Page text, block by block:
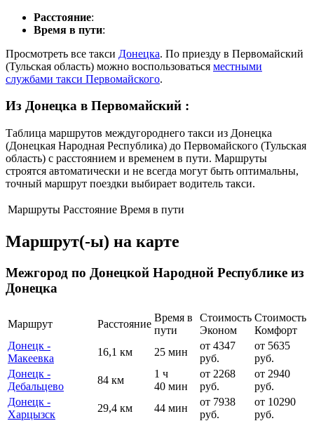
Расстояние:
Время в пути:
Просмотреть все такси Донецка. По приезду в Первомайский
(Тульская область) можно воспользоваться местными
службами такси Первомайского.
Из Донецка в Первомайский :
Таблица маршрутов междугороднего такси из Донецка
(Донецкая Народная Республика) до Первомайского (Тульская
область) с расстоянием и временем в пути. Маршруты
строятся автоматически и не всегда могут быть оптимальны,
точный маршрут поездки выбирает водитель такси.
Маршруты Расстояние Время в пути
Маршрут(-ы) на карте
Межгород по Донецкой Народной Республике из
Донецка
Маршрут Расстояние
Время в
пути
Стоимость
Эконом
Стоимость
Комфорт
Донецк -
Макеевка
16,1 км 25 мин
от 4347
руб.
от 5635
руб.
Донецк -
Дебальцево
84 км
1 ч
40 мин
от 2268
руб.
от 2940
руб.
Донецк -
Харцызск
29,4 км 44 мин
от 7938
руб.
от 10290
руб.